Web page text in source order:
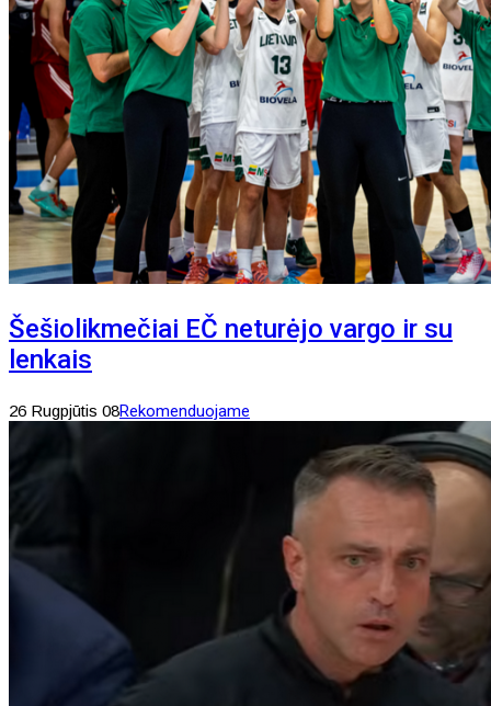
Šešiolikmečiai EČ neturėjo vargo ir su
lenkais
26 Rugpjūtis 08Rekomenduojame